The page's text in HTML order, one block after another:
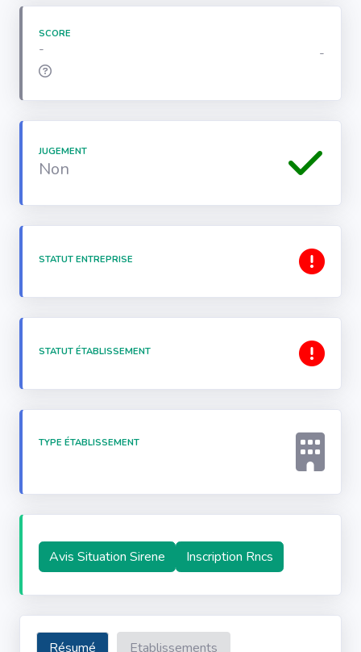
SCORE
- -
JUGEMENT
Non
STATUT ENTREPRISE
STATUT ÉTABLISSEMENT
TYPE ÉTABLISSEMENT
Avis Situation Sirene Inscription Rncs
Résumé
Etablissements